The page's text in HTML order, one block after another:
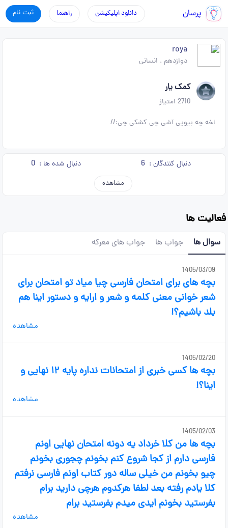
پرسان ثبت نام راهنما دانلود اپلیکیشن
roya
دوازدهم . انسانی
کمک یار
2710 امتیاز
اخه چه بیویی آشی چی کشکی چی://
دنبال کنندگان : 6 دنبال شده ها : 0
مشاهده
فعالیت ها
سوال ها جواب ها جواب های معرکه
1405/03/09
بچه های برای امتحان فارسی چیا میاد تو امتحان برای
شعر خوانی معنی کلمه و شعر و ارایه و دستور اینا هم
بلد باشیم؟!
مشاهده
1405/02/20
بچه ها کسی خبری از امتحانات نداره پایه ۱۲ نهایی و
اینا؟!
مشاهده
1405/02/03
بچه ها من کلا خرداد یه دونه امتحان نهایی اونم
فارسی دارم از کجا شروع کنم بخونم چجوری بخونم
چیو بخونم من خیلی ساله دور کتاب اونم فارسی نرفتم
کلا یادم رفته بعد لطفا هرکدوم هرچی دارید برام
بفرستید بخونم ایدی میدم بفرستید برام
مشاهده